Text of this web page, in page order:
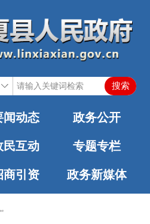
闻动态 政务公开
民互动 专题专栏
商引资 政务新媒体
府